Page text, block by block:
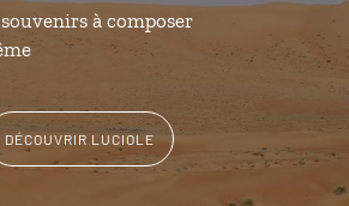
à composer
DÉCOUVRIR LUCIOLE